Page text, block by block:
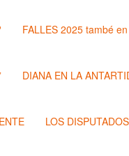
FALLES 2025 també
DIANA EN LA
LOS